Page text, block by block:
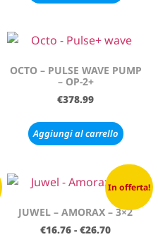
OCTO – PULSE WAVE PUMP
– OP-2+
€378.99
Aggiungi al carrello
In offerta!
JUWEL – AMORAX – 3×2
€16.76 - €26.70